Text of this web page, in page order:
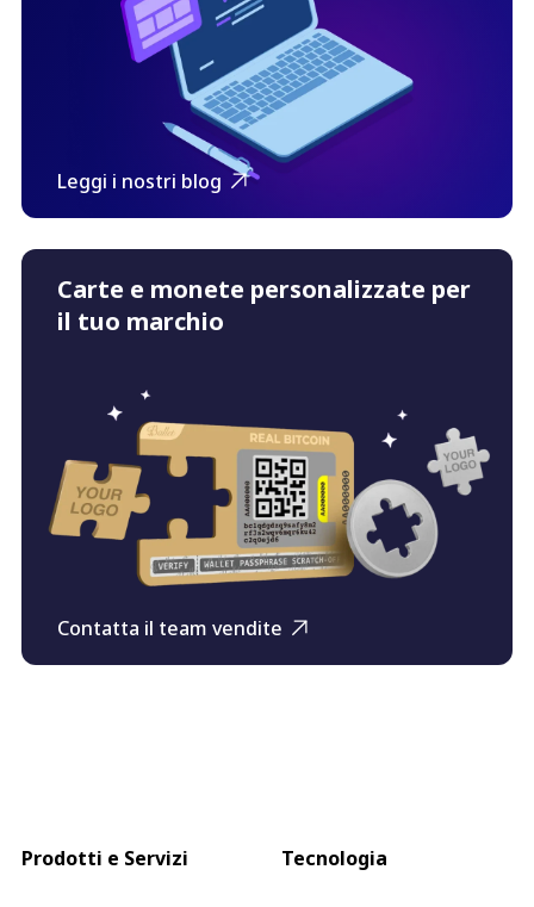
Leggi i nostri blog
Carte e monete personalizzate per
il tuo marchio
Contatta il team vendite
Prodotti e Servizi Tecnologia